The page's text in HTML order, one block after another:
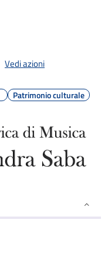
Vedi azioni
Patrimonio culturale